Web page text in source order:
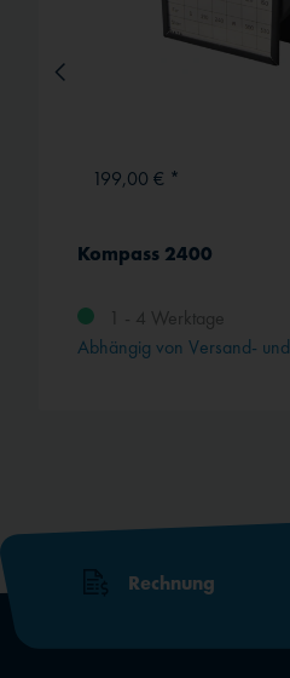
199,00 € *
Kompass 2400
1 - 4 Werktage
Abhängig von Versand-
Rechnung